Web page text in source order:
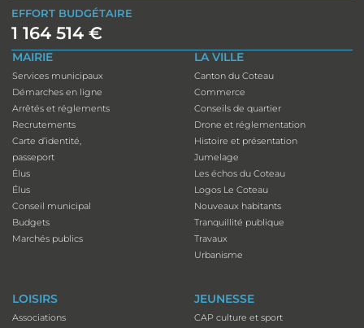
EFFORT BUDGÉTAIRE
1 164 514 €
MAIRIE
Services municipaux
Démarches en ligne
Arrêtés et réglements
Recrutements
Carte d’identité,
passeport
Élus
Élus
Conseil municipal
Budgets
Marchés publics
LA VILLE
Canton du Coteau
Commerce
Conseils de quartier
Drone et réglementation
Histoire et présentation
Jumelage
Les échos du Coteau
Logos Le Coteau
Nouveaux habitants
Tranquillité publique
Travaux
Urbanisme
LOISIRS
Associations
JEUNESSE
CAP culture et sport